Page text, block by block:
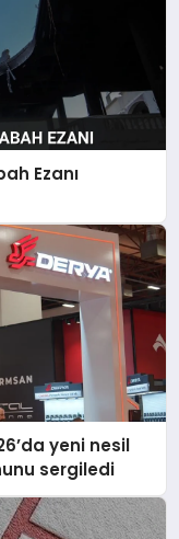
Ezanı
yeni nesil
sergiledi